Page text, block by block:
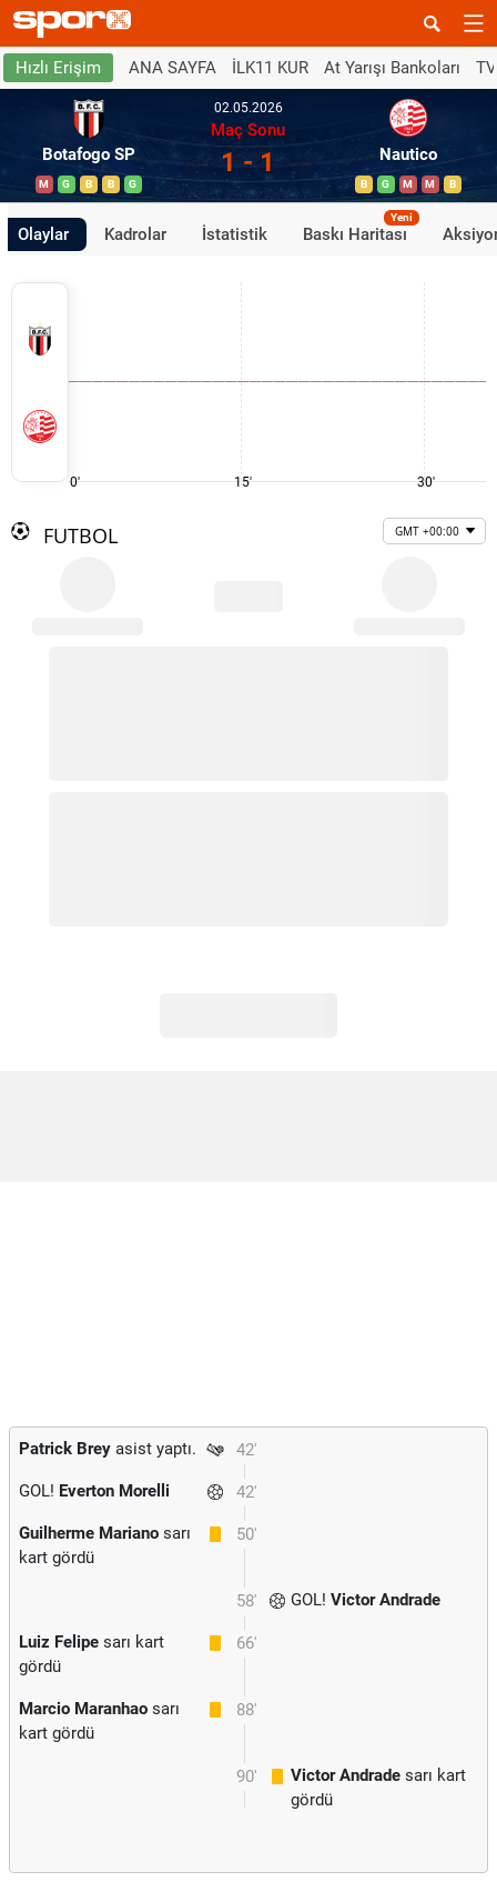
Hızlı Erişim ANA SAYFA İLK11 KUR At Yarışı Bankoları
Botafogo SP
M G B B G
02.05.2026
Maç Sonu
1 - 1 Nautico
B G M M B
Olaylar Kadrolar İstatistik Baskı Haritası
Yeni
0' 15' 30'
FUTBOL GMT +00:00
42'
Patrick Brey asist yaptı.
42'
GOL! Everton Morelli
50'
Guilherme Mariano sarı
kart gördü
58' GOL! Victor Andrade
66'
Luiz Felipe sarı kart
gördü
88'
Marcio Maranhao sarı
kart gördü
90' Victor Andrade sarı kart
gördü